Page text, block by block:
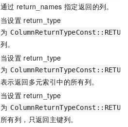
通过 return_names 指定返回的列。
当设置 return_type
为
列。
当设置 return_type
为
表示返回多元索引中的所有列。
当设置 return_type
为
所有列，只返回主键列。